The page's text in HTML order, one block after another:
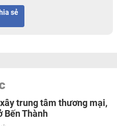
sẻ
trung tâm thương mại,
Bến Thành